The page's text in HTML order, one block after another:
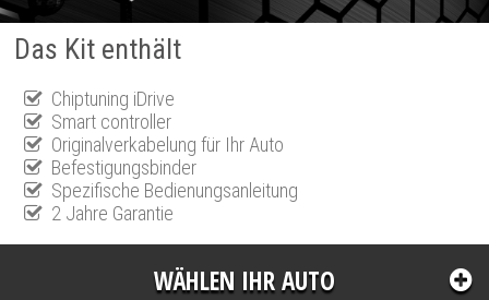
Das Kit enthält
Chiptuning iDrive
Smart controller
Originalverkabelung für Ihr Auto
Befestigungsbinder
Spezifische Bedienungsanleitung
2 Jahre Garantie
WÄHLEN IHR AUTO